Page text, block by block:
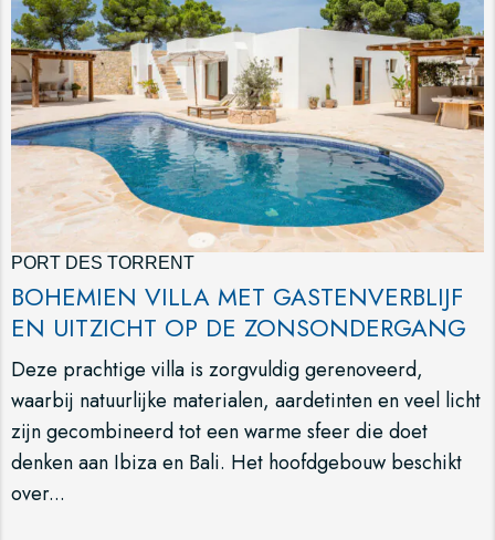
PORT DES TORRENT
BOHEMIEN VILLA MET GASTENVERBLIJF
EN UITZICHT OP DE ZONSONDERGANG
Deze prachtige villa is zorgvuldig gerenoveerd,
waarbij natuurlijke materialen, aardetinten en veel licht
zijn gecombineerd tot een warme sfeer die doet
denken aan Ibiza en Bali. Het hoofdgebouw beschikt
over...